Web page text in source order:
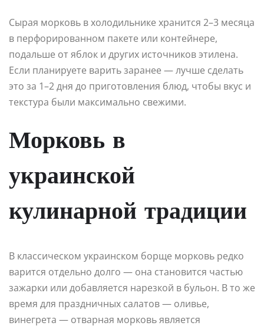
Сырая морковь в холодильнике хранится 2–3 месяца
в перфорированном пакете или контейнере,
подальше от яблок и других источников этилена.
Если планируете варить заранее — лучше сделать
это за 1–2 дня до приготовления блюд, чтобы вкус и
текстура были максимально свежими.
Морковь в
украинской
кулинарной традиции
В классическом украинском борще морковь редко
варится отдельно долго — она становится частью
зажарки или добавляется нарезкой в бульон. В то же
время для праздничных салатов — оливье,
винегрета — отварная морковь является